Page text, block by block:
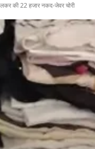
की 22 हजार नकद-जेवर चोरी